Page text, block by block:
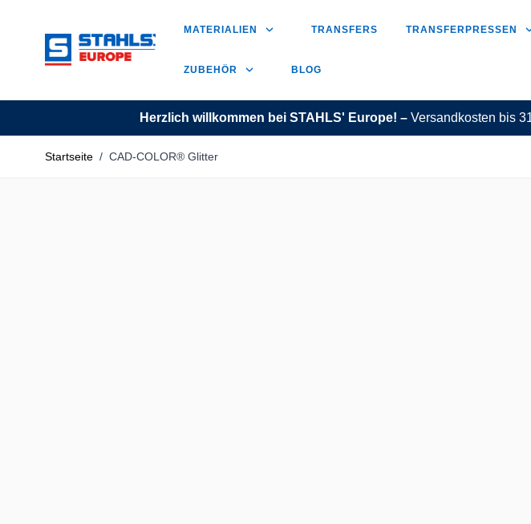
MATERIALIEN TRANSFERS TRANSFERPRESSEN
ZUBEHÖR BLOG
Herzlich willkommen bei STAHLS' Europe! – Versandkosten bis
Startseite / CAD-COLOR® Glitter